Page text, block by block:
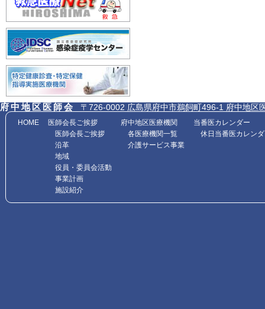
府中地区医師会 〒726-0002 広島県府中市鵜飼町496-1 府中地
HOME
医師会長ご挨拶
医師会長ご挨拶
沿革
地域
役員・委員会活動
事業計画
施設紹介
府中地区医療機関
各医療機関一覧
介護サービス事業
当番医カレンダー
休日当番医カレン